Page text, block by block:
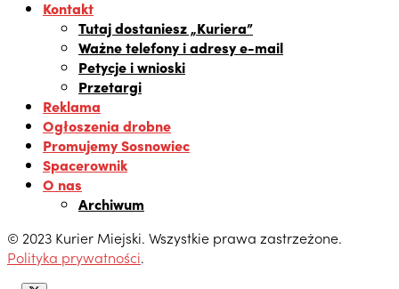
Kontakt
Tutaj dostaniesz „Kuriera”
Ważne telefony i adresy e-mail
Petycje i wnioski
Przetargi
Reklama
Ogłoszenia drobne
Promujemy Sosnowiec
Spacerownik
O nas
Archiwum
© 2023 Kurier Miejski. Wszystkie prawa zastrzeżone.
Polityka prywatności.